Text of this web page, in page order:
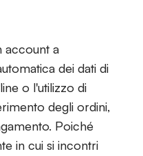
account a
dei dati di
o l'utilizzo di
degli ordini,
Poiché
in cui si incontri